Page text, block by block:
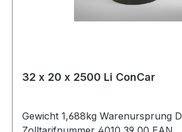
32 x 20 x 2500 Li ConCar
Gewicht 1,688kg Warenursprung D